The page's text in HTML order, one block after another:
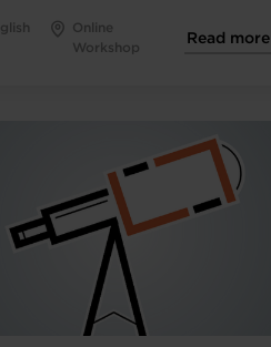
Online
Workshop
Read more